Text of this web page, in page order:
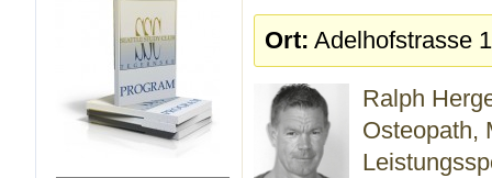
Ort: Adelhofstrasse
Ralph
Osteopath,